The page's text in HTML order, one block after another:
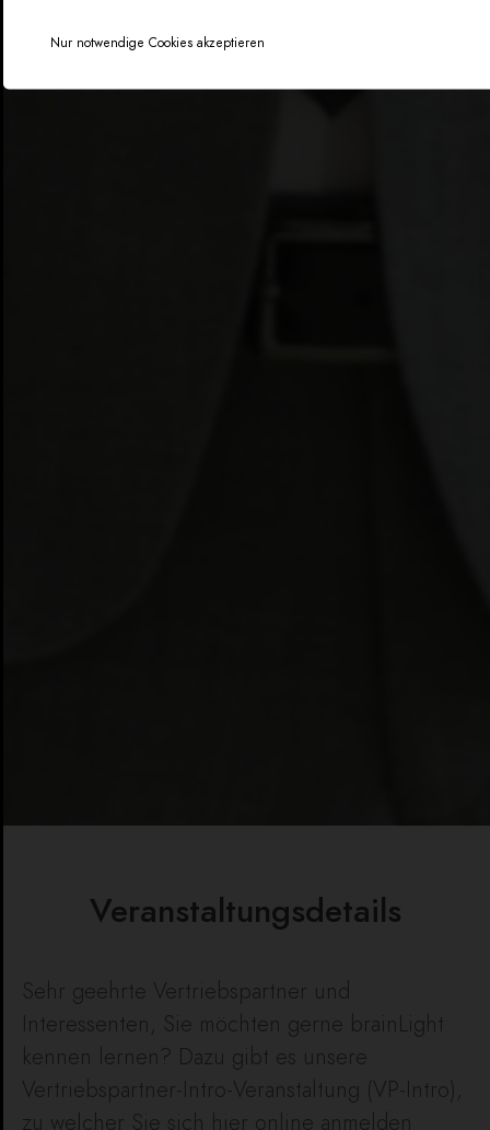
Veranstaltungsdetails
Sehr geehrte Vertriebspartner und
Interessenten, Sie möchten gerne brainLight
kennen lernen? Dazu gibt es unsere
Vertriebspartner-Intro-Veranstaltung (VP-Intro),
zu welcher Sie sich hier online anmelden
Nur notwendige Cookies akzeptieren